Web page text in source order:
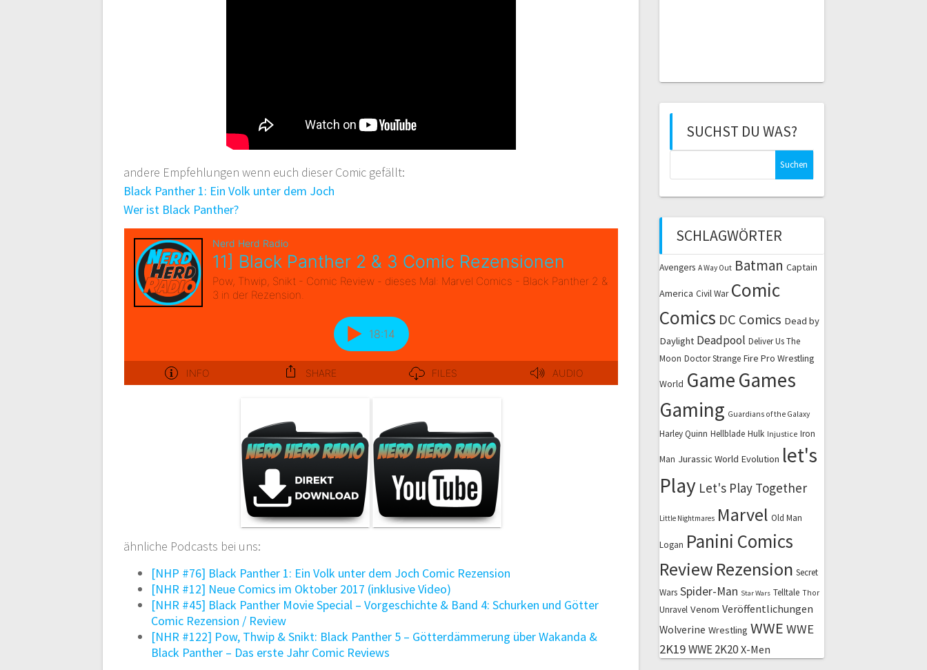
andere Empfehlungen wenn euch dieser Comic gefällt:
Black Panther 1: Ein Volk unter dem Joch
Wer ist Black Panther?
ähnliche Podcasts bei uns:
[NHP #76] Black Panther 1: Ein Volk unter dem Joch Comic Rezension
[NHR #12] Neue Comics im Oktober 2017 (inklusive Video)
[NHR #45] Black Panther Movie Special – Vorgeschichte & Band 4: Schurken und Götter
Comic Rezension / Review
[NHR #122] Pow, Thwip & Snikt: Black Panther 5 – Götterdämmerung über Wakanda &
Black Panther – Das erste Jahr Comic Reviews
SUCHST DU WAS?
SCHLAGWÖRTER
Avengers A Way Out Batman Captain
America Civil War Comic
Comics DC Comics Dead by
Daylight Deadpool Deliver Us The
Moon Doctor Strange Fire Pro Wrestling
World GameGames
Gaming Guardians of the Galaxy
Harley Quinn Hellblade Hulk Injustice Iron
Man Jurassic World Evolution let's
Play Let's Play Together
Little Nightmares Marvel Old Man
Logan Panini Comics
Review Rezension Secret
Wars Spider-Man Star Wars Telltale Thor
Unravel Venom Veröffentlichungen
Wolverine Wrestling WWE WWE
2K19WWE 2K20 X-Men